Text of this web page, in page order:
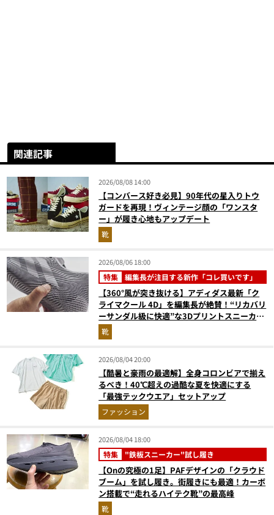
関連記事
2026/08/08 14:00
【コンバース好き必見】90年代の星入りトウ
ガードを再現！ヴィンテージ顔の「ワンスタ
ー」が履き心地もアップデート
靴
2026/08/06 18:00
特集 編集長が注目する新作「コレ買いです」
【360°風が突き抜ける】アディダス最新「ク
ライマクール 4D」を編集長が絶賛！“リカバリ
ーサンダル級に快適”な3Dプリントスニーカー
『コレ買いです』Vol.173
靴
2026/08/04 20:00
【酷暑と豪雨の最適解】全身コロンビアで揃え
るべき！40℃超えの過酷な夏を快適にする
「最強テックウエア」セットアップ
ファッション
2026/08/04 18:00
特集 "鉄板スニーカー"試し履き
【Onの究極の1足】PAFデザインの「クラウド
ブーム」を試し履き。街履きにも最適！カーボ
ン搭載で“走れるハイテク靴”の最高峰
靴